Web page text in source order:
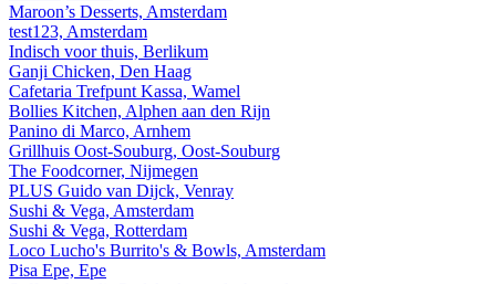
Maroon’s Desserts, Amsterdam
test123, Amsterdam
Indisch voor thuis, Berlikum
Ganji Chicken, Den Haag
Cafetaria Trefpunt Kassa, Wamel
Bollies Kitchen, Alphen aan den Rijn
Panino di Marco, Arnhem
Grillhuis Oost-Souburg, Oost-Souburg
The Foodcorner, Nijmegen
PLUS Guido van Dijck, Venray
Sushi & Vega, Amsterdam
Sushi & Vega, Rotterdam
Loco Lucho's Burrito's & Bowls, Amsterdam
Pisa Epe, Epe